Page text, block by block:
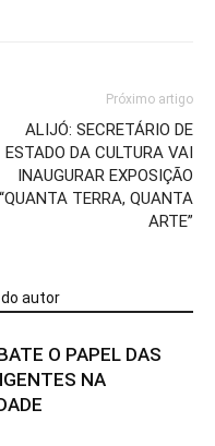
Próximo artigo
ALIJÓ: SECRETÁRIO DE
ESTADO DA CULTURA VAI
INAUGURAR EXPOSIÇÃO
“QUANTA TERRA, QUANTA
ARTE”
autor
O PAPEL DAS
NA